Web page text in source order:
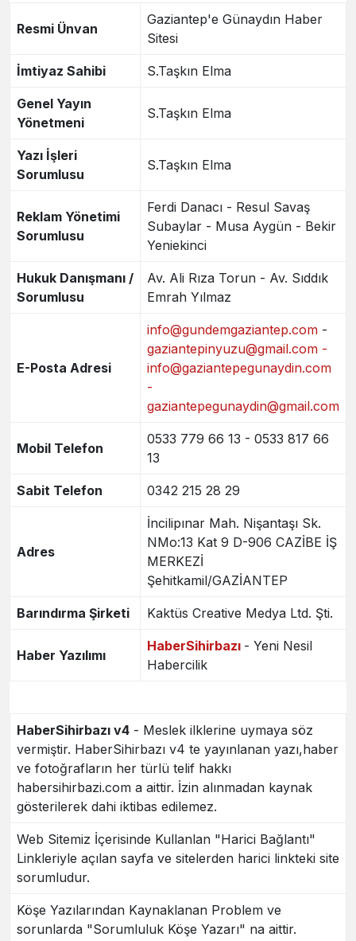
Resmi Ünvan
Gaziantep'e Günaydın Haber
Sitesi
İmtiyaz Sahibi S.Taşkın Elma
Genel Yayın
Yönetmeni
S.Taşkın Elma
Yazı İşleri
Sorumlusu
S.Taşkın Elma
Reklam Yönetimi
Sorumlusu
Ferdi Danacı - Resul Savaş
Subaylar - Musa Aygün - Bekir
Yeniekinci
Hukuk Danışmanı /
Sorumlusu
Av. Ali Rıza Torun - Av. Sıddık
Emrah Yılmaz
E-Posta Adresi
info@gundemgaziantep.com -
gaziantepinyuzu@gmail.com -
info@gaziantepegunaydin.com
-
gaziantepegunaydin@gmail.com
Mobil Telefon
0533 779 66 13 - 0533 817 66
13
Sabit Telefon 0342 215 28 29
Adres
İncilipınar Mah. Nişantaşı Sk.
NMo:13 Kat 9 D-906 CAZİBE İŞ
MERKEZİ
Şehitkamil/GAZİANTEP
Barındırma Şirketi Kaktüs Creative Medya Ltd. Şti.
Haber Yazılımı
HaberSihirbazı - Yeni Nesil
Habercilik
HaberSihirbazı v4 - Meslek ilklerine uymaya söz
vermiştir. HaberSihirbazı v4 te yayınlanan yazı,haber
ve fotoğrafların her türlü telif hakkı
habersihirbazi.com a aittir. İzin alınmadan kaynak
gösterilerek dahi iktibas edilemez.
Web Sitemiz İçerisinde Kullanlan "Harici Bağlantı"
Linkleriyle açılan sayfa ve sitelerden harici linkteki site
sorumludur.
Köşe Yazılarından Kaynaklanan Problem ve
sorunlarda "Sorumluluk Köşe Yazarı" na aittir.